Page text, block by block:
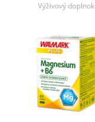
Výživový doplnok